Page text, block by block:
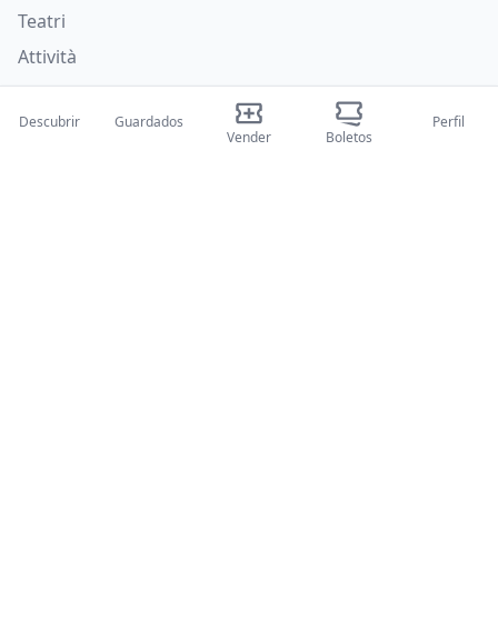
Teatri
Attività
Quiénes somos
Descubrir
Guardados
Vender
Boletos
Perfil